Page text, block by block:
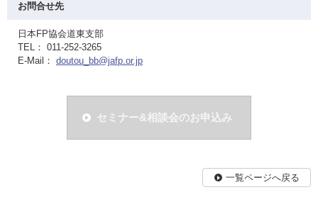
お問合せ先
日本FP協会道東支部
TEL： 011-252-3265
E-Mail： doutou_bb@jafp.or.jp
セミナー&相談会のお申込み
一覧ページへ戻る